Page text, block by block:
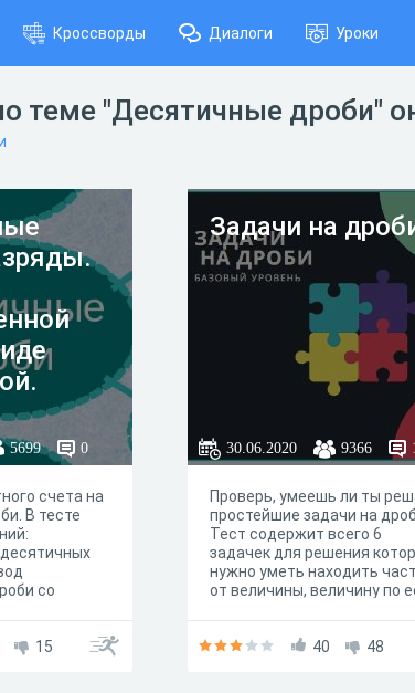
Кроссворды Диалоги Уроки
теме "Десятичные дроби"
5699 0
счета на
В тесте
со
со
15
Задачи на
30.06.2020 9366
Проверь, умеешь ли ты
простейшие задачи на
Тест содержит всего 6
задачек для решения
нужно уметь находить
от величины, величину по
другой. На этих задачах
40 48